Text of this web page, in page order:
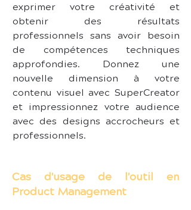
exprimer votre créativité et
obtenir des résultats
professionnels sans avoir besoin
de compétences techniques
approfondies. Donnez une
nouvelle dimension à votre
contenu visuel avec SuperCreator
et impressionnez votre audience
avec des designs accrocheurs et
professionnels.
Cas d'usage de l'outil en
Product Management